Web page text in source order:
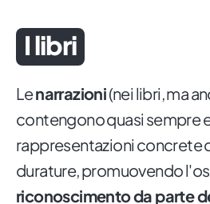
I libri
Lenarrazioni(nei libri, ma
contengono quasi sempre
rappresentazioni concrete
durature, promuovendo
riconoscimento da parte